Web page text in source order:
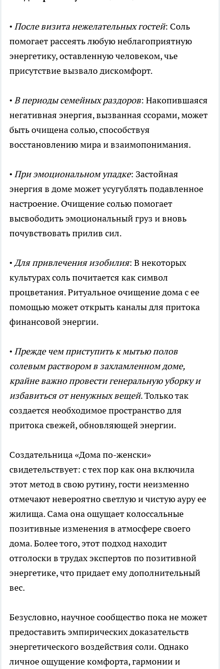
•После визита нежелательных гостей: Соль
помогает рассеять любую неблагоприятную
энергетику, оставленную человеком, чье
присутствие вызвало дискомфорт.
•В периоды семейных раздоров: Накопившаяся
негативная энергия, вызванная ссорами, может
быть очищена солью, способствуя
восстановлению мира и взаимопонимания.
•При эмоциональном упадке: Застойная
энергия в доме может усугублять подавленное
настроение. Очищение солью помогает
высвободить эмоциональный груз и вновь
почувствовать прилив сил.
•Для привлечения изобилия: В некоторых
культурах соль почитается как символ
процветания. Ритуальное очищение дома с ее
помощью может открыть каналы для притока
финансовой энергии.
•Прежде чем приступить к мытью полов
солевым раствором в захламленном доме,
крайне важно провести генеральную уборку и
избавиться от ненужных вещей. Только так
создается необходимое пространство для
притока свежей, обновляющей энергии.
Создательница «Дома по-женски»
свидетельствует: с тех пор как она включила
этот метод в свою рутину, гости неизменно
отмечают невероятно светлую и чистую ауру ее
жилища. Сама она ощущает колоссальные
позитивные изменения в атмосфере своего
дома. Более того, этот подход находит
отголоски в трудах экспертов по позитивной
энергетике, что придает ему дополнительный
вес.
Безусловно, научное сообщество пока не может
предоставить эмпирических доказательств
энергетического воздействия соли. Однако
личное ощущение комфорта, гармонии и